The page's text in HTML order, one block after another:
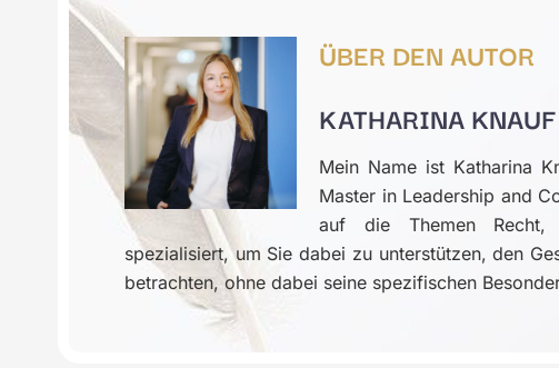
ÜBER DEN AUTOR
KATHARINA KNAUF
Mein Name ist Katharina
Master in Leadership and
auf die Themen Recht,
spezialisiert, um Sie dabei zu unterstützen, den
betrachten, ohne dabei seine spezifischen